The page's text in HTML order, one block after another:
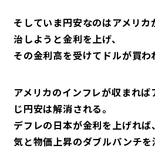
そしていま円安なのはアメリ
治しようと金利を上げ、
その金利高を受けてドルが買わ
アメリカのインフレが収まれ
じ円安は解消される。
デフレの日本が金利を上げれ
気と物価上昇のダブルパンチを